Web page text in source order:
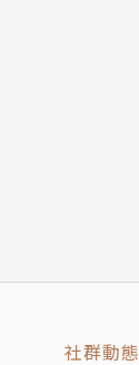
社群動態